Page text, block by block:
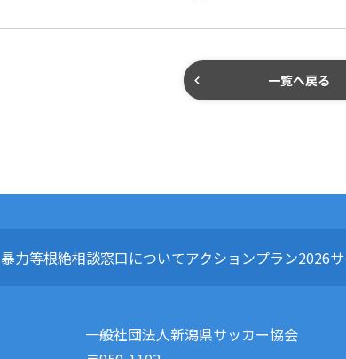
一覧へ戻る
暴力等根絶相談窓口についてアクションプラン2026
一般社団法人新潟県サッカー協会